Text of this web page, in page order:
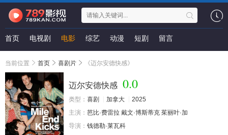
首页 电视剧 电影 综艺 动漫 短剧 留言
当前位置 首页 喜剧片 《迈尔安德快感》
迈尔安德快感 0.0
类型： 喜剧 加拿大
2025
主演： 芭比·费雷拉 戴文·博斯蒂克 茱丽叶·加
导演： 钱德勒·莱瓦科